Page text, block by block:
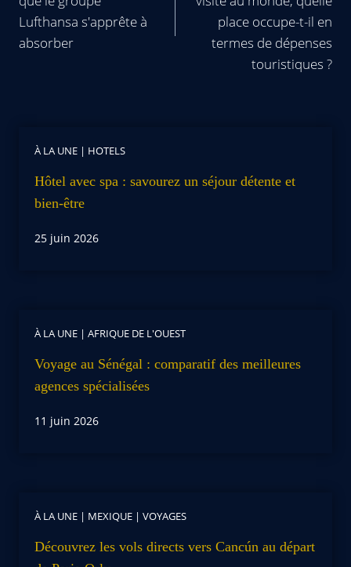
Lufthansa s'apprête à
absorber
place occupe-t-il en
termes de dépenses
touristiques ?
À LA UNE | HOTELS
Hôtel avec spa : savourez un séjour détente et
bien-être
25 juin 2026
À LA UNE | AFRIQUE DE L'OUEST
Voyage au Sénégal : comparatif des meilleures
agences spécialisées
11 juin 2026
À LA UNE | MEXIQUE | VOYAGES
Découvrez les vols directs vers Cancún au départ